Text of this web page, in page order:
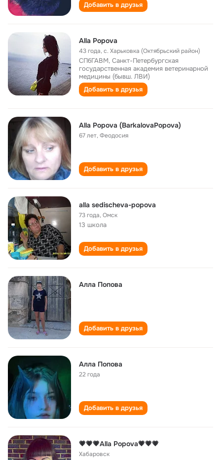
Добавить в друзья
Alla Popova
43 года,с. Харьковка (Октябрьский район)
СПбГАВМ, Санкт-Петербургская
государственная академия ветеринарной
медицины (бывш. ЛВИ)
Добавить в друзья
Alla Popova (BarkalovaPopova)
67 лет,Феодосия
Добавить в друзья
alla sedischeva-popova
73 года,Омск
13 школа
Добавить в друзья
Алла Попова
Добавить в друзья
Алла Попова
22 года
Добавить в друзья
💗💗💗Alla Popova💗💗💗
Хабаровск